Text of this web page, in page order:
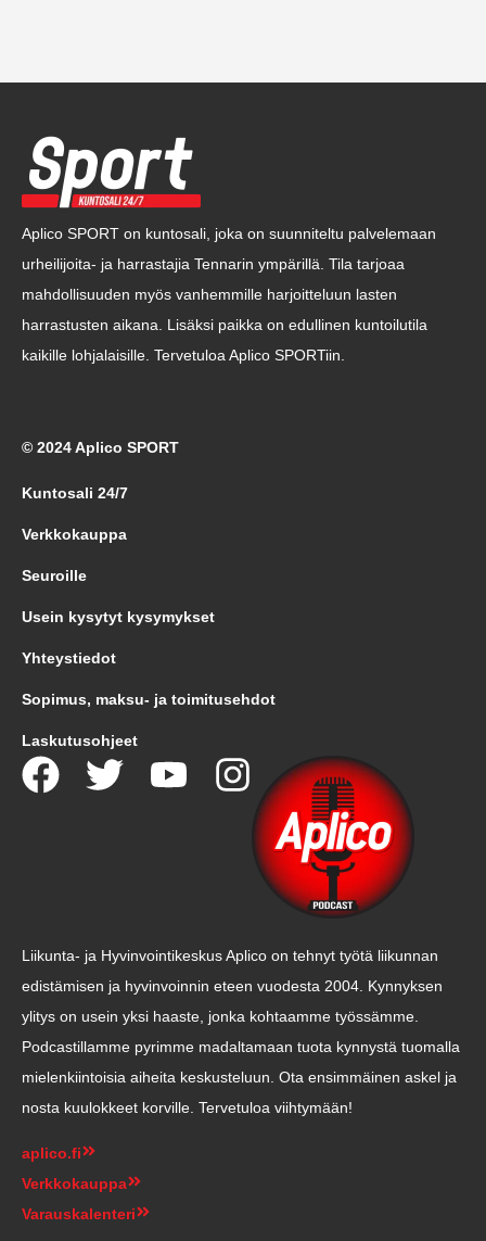
Aplico SPORT on kuntosali, joka on suunniteltu palvelemaan
urheilijoita- ja harrastajia Tennarin ympärillä. Tila tarjoaa
mahdollisuuden myös vanhemmille harjoitteluun lasten
harrastusten aikana. Lisäksi paikka on edullinen kuntoilutila
kaikille lohjalaisille. Tervetuloa Aplico SPORTiin.
© 2024 Aplico SPORT
Kuntosali 24/7
Verkkokauppa
Seuroille
Usein kysytyt kysymykset
Yhteystiedot
Sopimus, maksu- ja toimitusehdot
Laskutusohjeet
Liikunta- ja Hyvinvointikeskus Aplico on tehnyt työtä liikunnan
edistämisen ja hyvinvoinnin eteen vuodesta 2004. Kynnyksen
ylitys on usein yksi haaste, jonka kohtaamme työssämme.
Podcastillamme pyrimme madaltamaan tuota kynnystä tuomalla
mielenkiintoisia aiheita keskusteluun. Ota ensimmäinen askel ja
nosta kuulokkeet korville. Tervetuloa viihtymään!
aplico.fi
Verkkokauppa
Varauskalenteri